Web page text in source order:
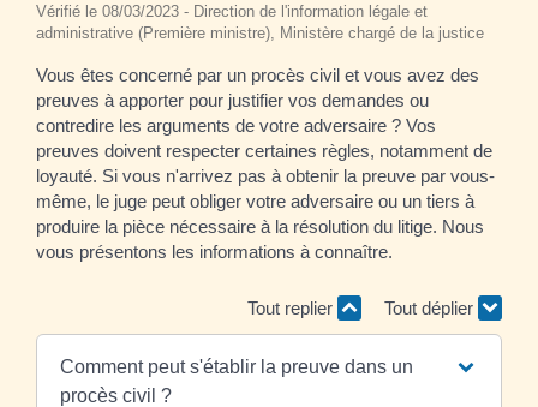
Vérifié le 08/03/2023 - Direction de l'information légale et
administrative (Première ministre), Ministère chargé de la justice
Vous êtes concerné par un procès civil et vous avez des
preuves à apporter pour justifier vos demandes ou
contredire les arguments de votre adversaire ? Vos
preuves doivent respecter certaines règles, notamment de
loyauté. Si vous n'arrivez pas à obtenir la preuve par vous-
même, le juge peut obliger votre adversaire ou un tiers à
produire la pièce nécessaire à la résolution du litige. Nous
vous présentons les informations à connaître.
Tout replier Tout déplier
Comment peut s'établir la preuve dans un
procès civil ?